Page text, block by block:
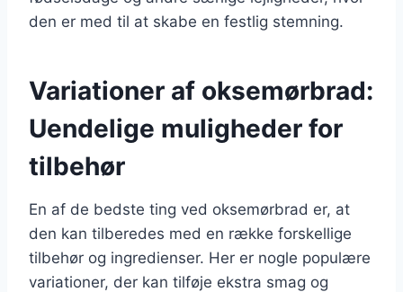
den er med til at skabe en festlig stemning.
Variationer af oksemørbrad:
Uendelige muligheder for
tilbehør
En af de bedste ting ved oksemørbrad er, at
den kan tilberedes med en række forskellige
tilbehør og ingredienser. Her er nogle populære
variationer, der kan tilføje ekstra smag og